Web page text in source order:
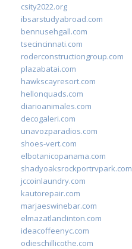
csity2022.org
ibsarstudyabroad.com
bennusehgall.com
tsecincinnati.com
roderconstructiongroup.com
plazabatai.com
hawkscayresort.com
hellonquads.com
diarioanimales.com
decogaleri.com
unavozparadios.com
shoes-vert.com
elbotanicopanama.com
shadyoaksrockportrvpark.com
jccoinlaundry.com
kautorepair.com
marjaeswinebar.com
elmazatlanclinton.com
ideacoffeenyc.com
odieschillicothe.com